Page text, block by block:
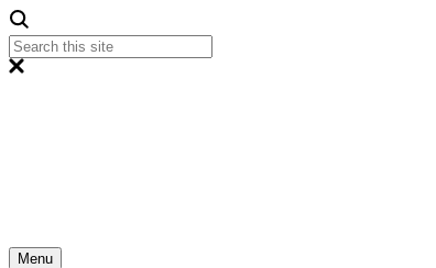
Menu